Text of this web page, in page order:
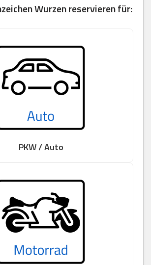
Wurzen reservieren für:
PKW / Auto